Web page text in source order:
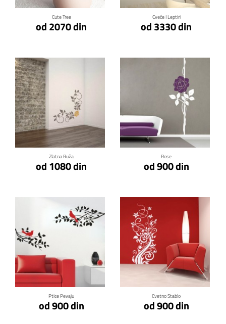
Cute Tree
od 2070 din
Cveće I Leptiri
od 3330 din
Zlatna Ruža
od 1080 din
Klikni za detalje
Rose
od 900 din
Klikni za detalje
Ptice Pevaju
od 900 din
Klikni za detalje
Cvetno Stablo
od 900 din
Klikni za detalje